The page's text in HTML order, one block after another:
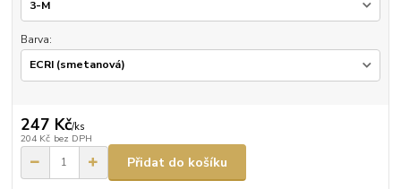
Barva:
247 Kč/ks
204 Kč bez DPH
Přidat do košíku